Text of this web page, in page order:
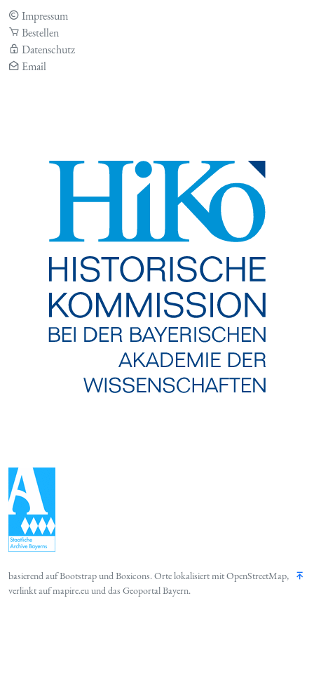
Impressum
Bestellen
Datenschutz
Email
basierend aufBootstrapundBoxicons. Orte lokalisiert mitOpenStreetMap,
verlinkt aufmapire.euund das Geoportal Bayern.